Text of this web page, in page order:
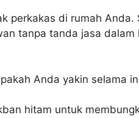
perkakas di rumah
tanpa tanda jasa
Anda yakin selama
hitam untuk